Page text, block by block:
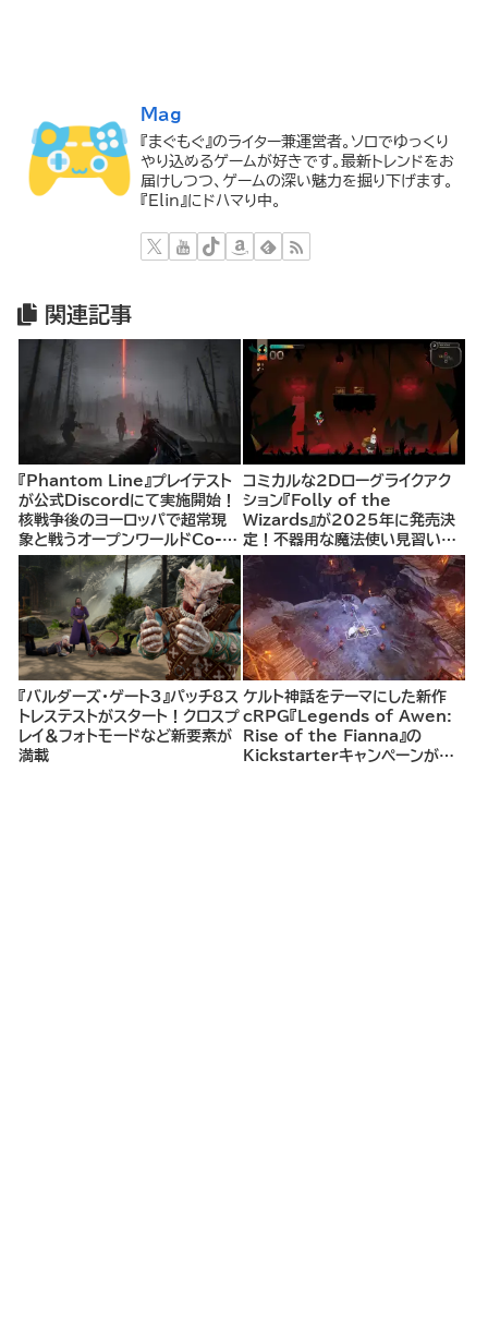
Mag
『まぐもぐ』のライター兼運営者。ソロでゆっくり
やり込めるゲームが好きです。最新トレンドをお
届けしつつ、ゲームの深い魅力を掘り下げます。
『Elin』にドハマり中。
関連記事
『Phantom Line』プレイテスト
が公式Discordにて実施開始！
核戦争後のヨーロッパで超常現
象と戦うオープンワールドCo-
opシューター
コミカルな2Dローグライクアク
ション『Folly of the
Wizards』が2025年に発売決
定！不器用な魔法使い見習いと
して、ランダム生成ダンジョンを
探索し、世界を救う冒険へ。
『バルダーズ・ゲート3』パッチ8ス
トレステストがスタート！クロスプ
レイ＆フォトモードなど新要素が
満載
ケルト神話をテーマにした新作
cRPG『Legends of Awen:
Rise of the Fianna』の
Kickstarterキャンペーンがま